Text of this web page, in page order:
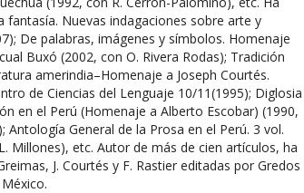
fantasía. Nuevas indagaciones sobre arte y
De palabras, imágenes y símbolos. Homenaje
Buxó (2002, con O. Rivera Rodas); Tradición
amerindia–Homenaje a Joseph Courtés.
de Ciencias del Lenguaje 10/11(1995); Diglosia
en el Perú (Homenaje a Alberto Escobar) (1990,
Antología General de la Prosa en el Perú. 3 vol.
Millones), etc. Autor de más de cien artículos, ha
J. Courtés y F. Rastier editadas por Gredos